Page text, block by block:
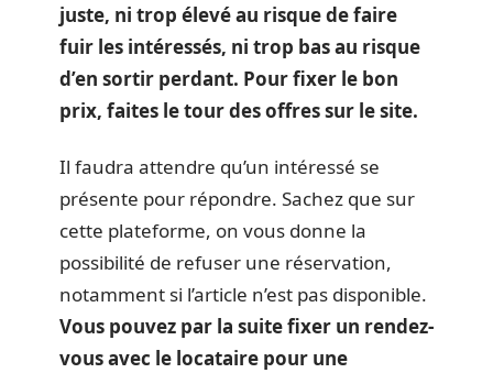
juste, ni trop élevé au risque de faire
fuir les intéressés, ni trop bas au risque
d’en sortir perdant. Pour fixer le bon
prix, faites le tour des offres sur le site.
Il faudra attendre qu’un intéressé se
présente pour répondre. Sachez que sur
cette plateforme, on vous donne la
possibilité de refuser une réservation,
notamment si l’article n’est pas disponible.
Vous pouvez par la suite fixer un rendez-
vous avec le locataire pour une